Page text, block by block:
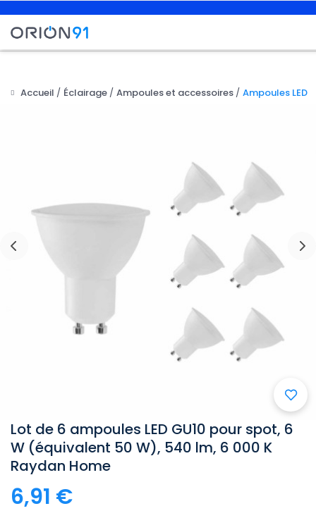
Accueil Éclairage Ampoules et accessoires Ampoules LED
Lot de 6 ampoules LED GU10 pour spot, 6
W (équivalent 50 W), 540 lm, 6 000 K
Raydan Home
6,91 €